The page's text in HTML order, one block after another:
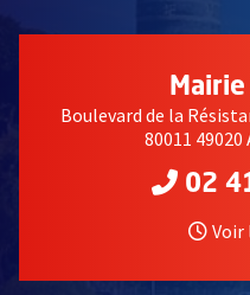
Boulevard de la
80011 49020
02
Voir